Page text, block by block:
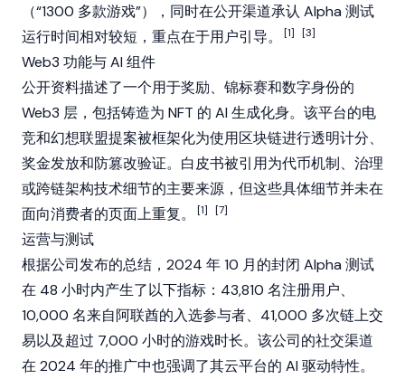
（“1300 多款游戏”），同时在公开渠道承认 Alpha 测试
运行时间相对较短，重点在于用户引导。
[1] [3]
Web3 功能与 AI 组件
公开资料描述了一个用于奖励、锦标赛和数字身份的
Web3 层，包括铸造为 NFT 的 AI 生成化身。该平台的电
竞和幻想联盟提案被框架化为使用区块链进行透明计分、
奖金发放和防篡改验证。白皮书被引用为代币机制、治理
或跨链架构技术细节的主要来源，但这些具体细节并未在
面向消费者的页面上重复。
[1] [7]
运营与测试
根据公司发布的总结，2024 年 10 月的封闭 Alpha 测试
在 48 小时内产生了以下指标：43,810 名注册用户、
10,000 名来自阿联酋的入选参与者、41,000 多次链上交
易以及超过 7,000 小时的游戏时长。该公司的社交渠道
在 2024 年的推广中也强调了其云平台的 AI 驱动特性。